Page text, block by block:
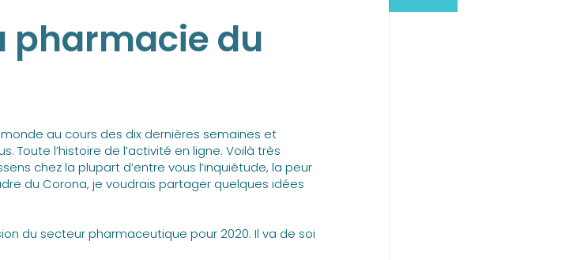
pharmacie du
au cours des dix dernières semaines et
Toute l’histoire de l’activité en ligne. Voilà très
chez la plupart d’entre vous l’inquiétude, la peur
du Corona, je voudrais partager quelques idées
du secteur pharmaceutique pour 2020. Il va de soi